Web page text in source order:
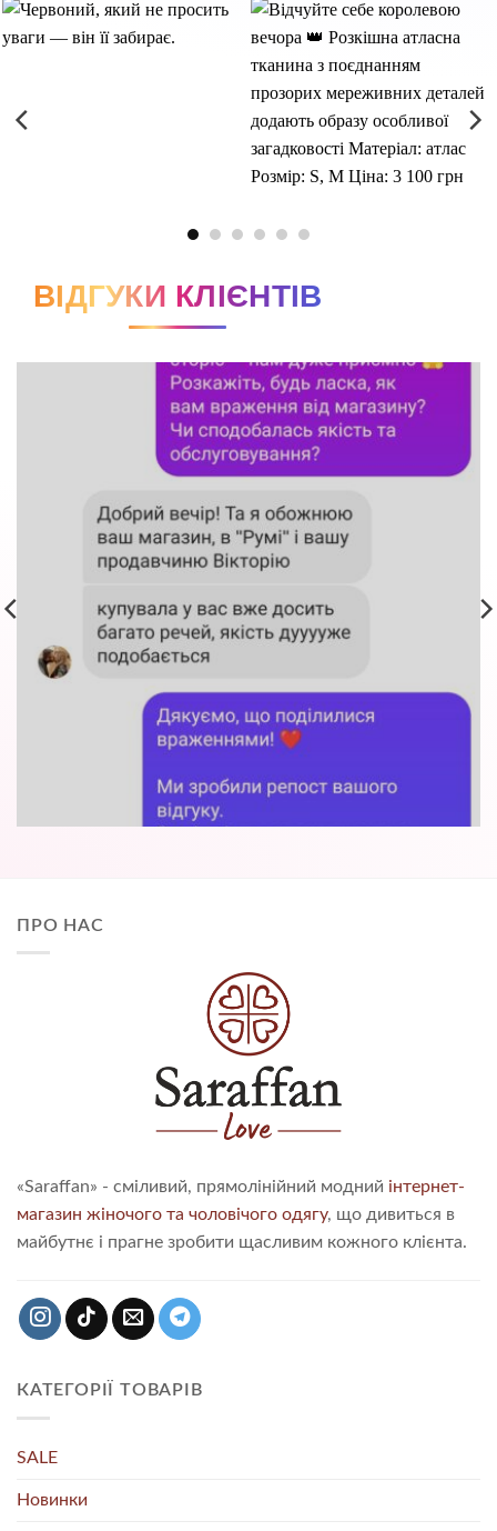
ВІДГУКИ КЛІЄНТІВ
ПРО НАС
«Saraffan» - сміливий, прямолінійний модний інтернет-
магазин жіночого та чоловічого одягу, що дивиться в
майбутнє і прагне зробити щасливим кожного клієнта.
КАТЕГОРІЇ ТОВАРІВ
SALE
Новинки